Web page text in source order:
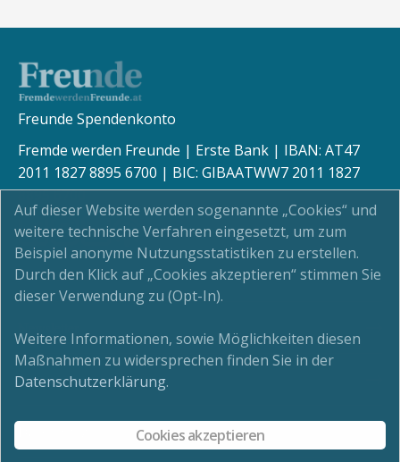
Freunde Spendenkonto
Fremde werden Freunde | Erste Bank | IBAN: AT47
2011 1827 8895 6700 | BIC: GIBAATWW7 2011 1827
8895 6700
Kinderschutz
Impressum
Auf dieser Website werden sogenannte „Cookies“ und
weitere technische Verfahren eingesetzt, um zum
Beispiel anonyme Nutzungsstatistiken zu erstellen.
Durch den Klick auf „Cookies akzeptieren“ stimmen Sie
dieser Verwendung zu (Opt-In).
Weitere Informationen, sowie Möglichkeiten diesen
Maßnahmen zu widersprechen finden Sie in der
Datenschutzerklärung.
Cookies akzeptieren